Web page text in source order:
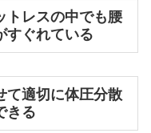
トレスの中でも腰
すぐれている
て適切に体圧分散
きる